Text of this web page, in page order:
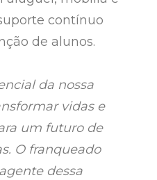
contínuo
de alunos.
da nossa
vidas e
um futuro de
O franqueado
dessa